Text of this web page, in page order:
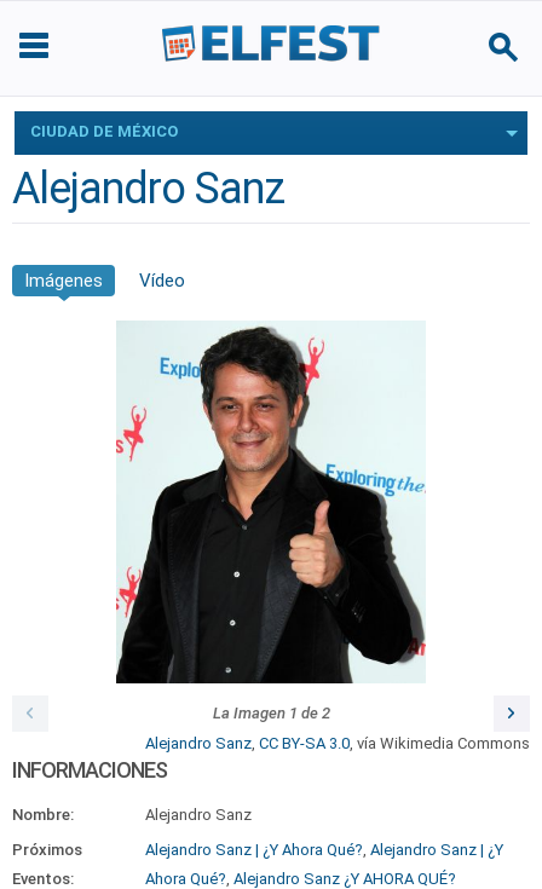
CIUDAD DE MÉXICO
Alejandro Sanz
Imágenes Vídeo
La Imagen 1 de 2
Alejandro Sanz, CC BY-SA 3.0, vía Wikimedia Commons
INFORMACIONES
Nombre:
Alejandro Sanz
Próximos
Eventos:
Alejandro Sanz | ¿Y Ahora Qué?, Alejandro Sanz | ¿Y
Ahora Qué?, Alejandro Sanz ¿Y AHORA QUÉ?